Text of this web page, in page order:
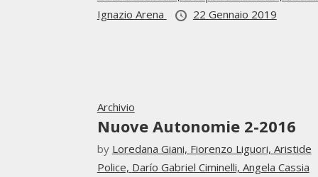
Ignazio Arena
22 Gennaio 2019
Archivio
Nuove Autonomie 2-2016
by Loredana Giani, Fiorenzo Liguori, Aristide
Police, Darío Gabriel Ciminelli, Angela Cassia